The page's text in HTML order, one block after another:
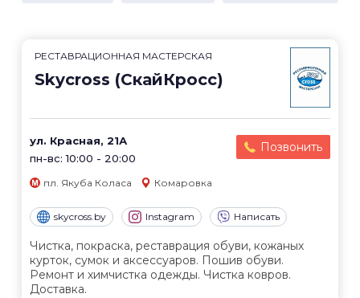
РЕСТАВРАЦИОННАЯ МАСТЕРСКАЯ
Skycross (СкайКросс)
ул. Красная, 21А
пн-вс: 10:00 - 20:00
Позвонить
пл. Якуба Коласа Комаровка
skycross.by Instagram Написать
Чистка, покраска, реставрация обуви, кожаных
курток, сумок и аксессуаров. Пошив обуви.
Ремонт и химчистка одежды. Чистка ковров.
Доставка.